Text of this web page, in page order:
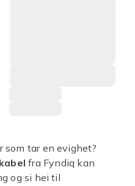
som tar en evighet?
fra Fyndiq kan
og si hei til